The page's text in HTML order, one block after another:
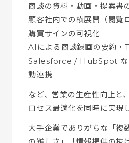
商談の資料・動画・提案書
顧客社内での横展開（閲覧
購買サインの可視化
AIによる商談録画の要約・
Salesforce / HubSpot な
動連携
など、営業の生産性向上と
ロセス最適化を同時に実現
大手企業でありがちな「複